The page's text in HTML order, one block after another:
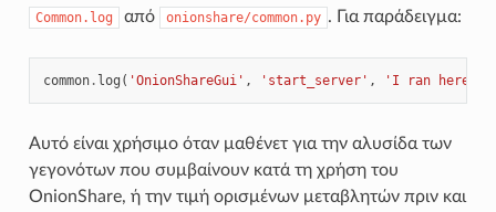
Common.log από onionshare/common.py . Για παράδειγμα:
common. log ( 'OnionShareGui' , 'start_server' , 'I ran here'
Αυτό είναι χρήσιμο όταν μαθένετ για την αλυσίδα των
γεγονότων που συμβαίνουν κατά τη χρήση του
OnionShare, ή την τιμή ορισμένων μεταβλητών πριν και